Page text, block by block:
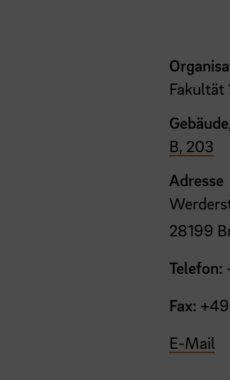
Fakultät
B, 203
Adresse
28199
Telefon:
Fax:
E-Mail